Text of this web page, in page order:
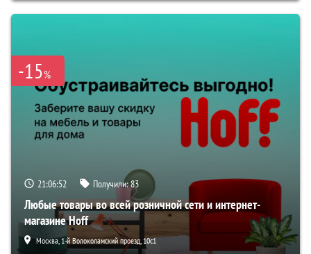
-15%
21:06:51 Получили:83
Любые товары во всей розничной сети и интернет-
магазине Hoff
Москва, 1-й Волоколамский проезд, 10с1